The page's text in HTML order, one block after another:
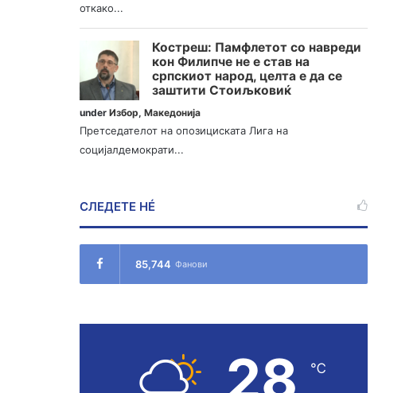
откако...
Костреш: Памфлетот со навреди
кон Филипче не е став на
српскиот народ, целта е да се
заштити Стоиљковиќ
underИзбор,Македонија
Претседателот на опозициската Лига на
социјалдемократи...
СЛЕДЕТЕ НÉ
85,744 Фанови
28 ℃